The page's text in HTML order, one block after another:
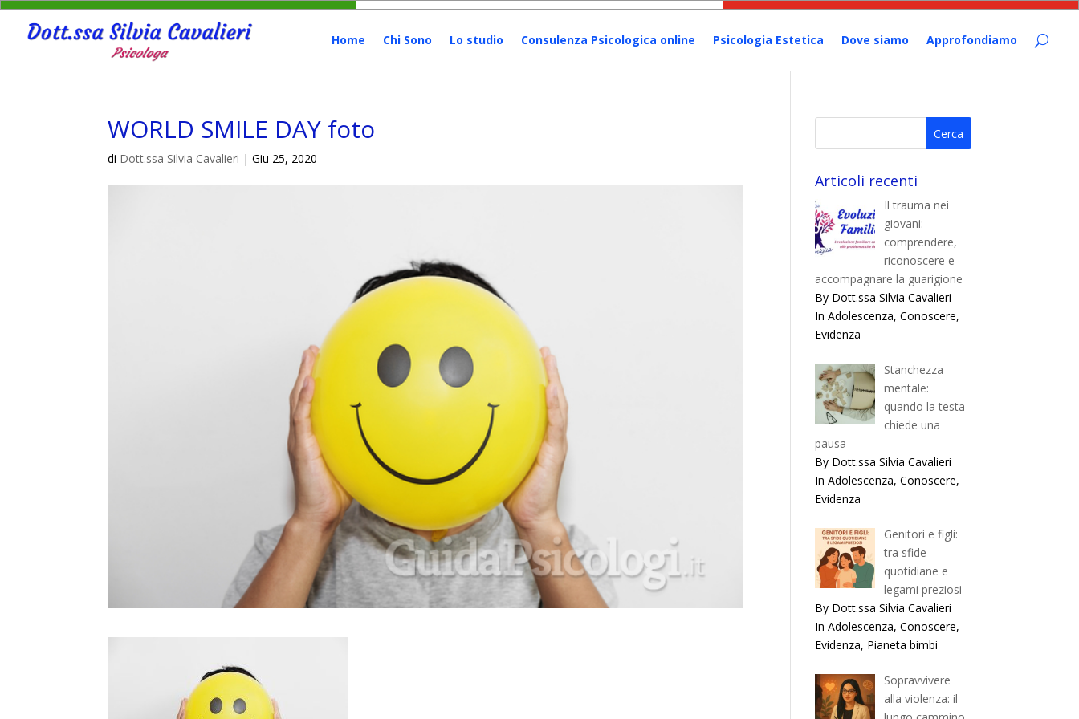
Home Chi Sono Lo studio Consulenza Psicologica online Psicologia Estetica Dove siamo Approfondiamo
WORLD SMILE DAY foto
di Dott.ssa Silvia Cavalieri |Giu 25, 2020
Articoli recenti
Il trauma nei
giovani:
comprendere,
riconoscere e
accompagnare la guarigione
By Dott.ssa Silvia Cavalieri
In Adolescenza, Conoscere,
Evidenza
Stanchezza
mentale:
quando la testa
chiede una
pausa
By Dott.ssa Silvia Cavalieri
In Adolescenza, Conoscere,
Evidenza
Genitori e figli:
tra sfide
quotidiane e
legami preziosi
By Dott.ssa Silvia Cavalieri
In Adolescenza, Conoscere,
Evidenza, Pianeta bimbi
Sopravvivere
alla violenza: il